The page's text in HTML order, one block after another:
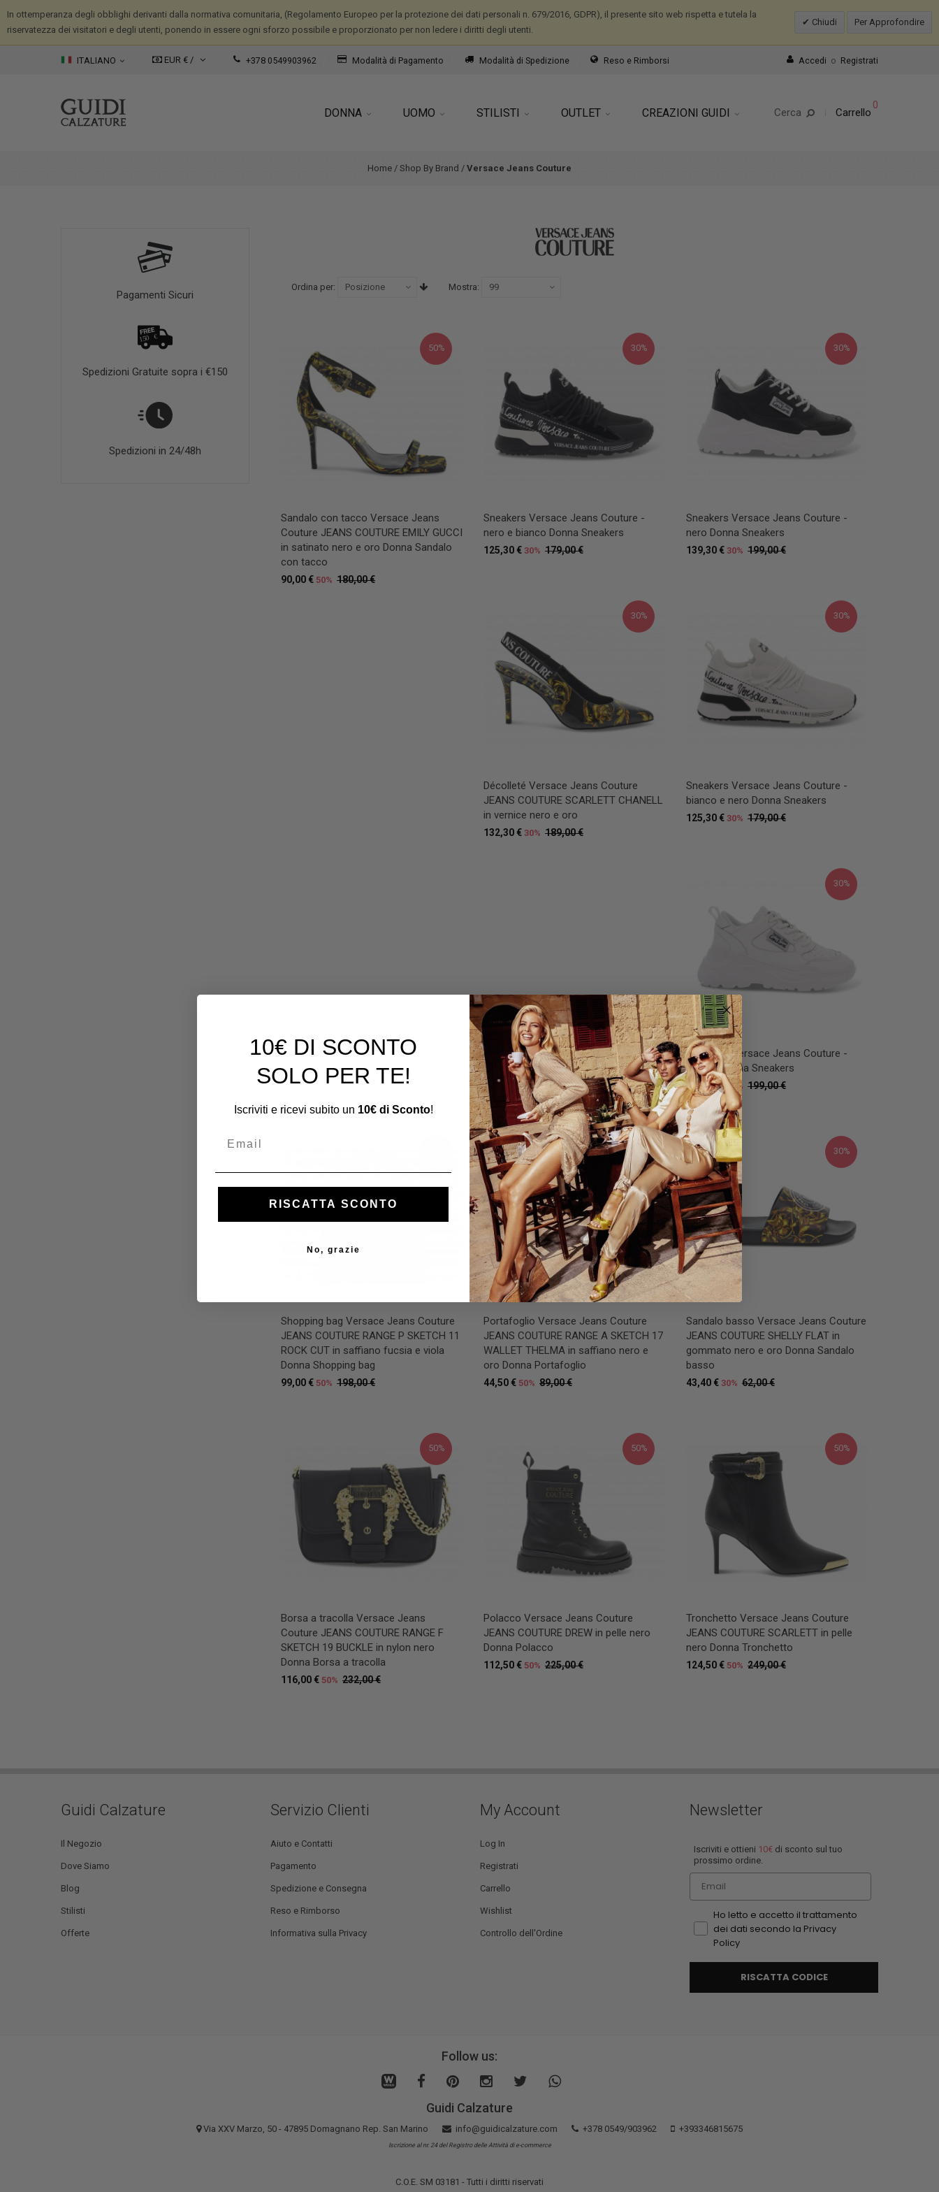
In ottemperanza degli obblighi derivanti dalla normativa comunitaria, (Regolamento Europeo per la protezione dei dati personali n. 679/2016, GDPR), il presente sito web rispetta e tutela la
riservatezza dei visitatori e degli utenti, ponendo in essere ogni sforzo possibile e proporzionato per non ledere i diritti degli utenti.
Chiudi Per Approfondire
ITALIANO EUR € / +378 0549903962 Modalità di Pagamento Modalità di Spedizione Reso e Rimborsi Accedi o Registrati
DONNA UOMO STILISTI OUTLET CREAZIONI GUIDI Cerca Carrello
0
Home / Shop By Brand / Versace Jeans Couture
Pagamenti Sicuri
Spedizioni Gratuite sopra i €150
Spedizioni in 24/48h
Ordina per: Mostra:
50%
Sandalo con tacco Versace Jeans
Couture JEANS COUTURE EMILY GUCCI
in satinato nero e oro Donna Sandalo
con tacco
180,00 €
90,00 € 50%
30%
Sneakers Versace Jeans Couture -
nero e bianco Donna Sneakers
179,00 €
125,30 € 30%
30%
Sneakers Versace Jeans Couture -
nero Donna Sneakers
199,00 €
139,30 € 30%
30%
Décolleté Versace Jeans Couture
JEANS COUTURE SCARLETT CHANELL
in vernice nero e oro
189,00 €
132,30 € 30%
30%
Sneakers Versace Jeans Couture -
bianco e nero Donna Sneakers
179,00 €
125,30 € 30%
30%
Sneakers Versace Jeans Couture -
bianco Donna Sneakers
199,00 €
139,30 € 30%
Shopping bag Versace Jeans Couture
JEANS COUTURE RANGE P SKETCH 11
ROCK CUT in saffiano fucsia e viola
Donna Shopping bag
198,00 €
99,00 € 50%
50%
Portafoglio Versace Jeans Couture
JEANS COUTURE RANGE A SKETCH 17
WALLET THELMA in saffiano nero e
oro Donna Portafoglio
89,00 €
44,50 € 50%
30%
Sandalo basso Versace Jeans Couture
JEANS COUTURE SHELLY FLAT in
gommato nero e oro Donna Sandalo
basso
62,00 €
43,40 € 30%
50%
Borsa a tracolla Versace Jeans
Couture JEANS COUTURE RANGE F
SKETCH 19 BUCKLE in nylon nero
Donna Borsa a tracolla
232,00 €
116,00 € 50%
50%
Polacco Versace Jeans Couture
JEANS COUTURE DREW in pelle nero
Donna Polacco
225,00 €
112,50 € 50%
50%
Tronchetto Versace Jeans Couture
JEANS COUTURE SCARLETT in pelle
nero Donna Tronchetto
249,00 €
124,50 € 50%
Guidi Calzature
Il Negozio
Dove Siamo
Blog
Stilisti
Offerte
Servizio Clienti
Aiuto e Contatti
Pagamento
Spedizione e Consegna
Reso e Rimborso
Informativa sulla Privacy
My Account
Log In
Registrati
Carrello
Wishlist
Controllo dell'Ordine
Newsletter
Iscriviti e ottieni 10€ di sconto sul tuo
prossimo ordine.
Email
Ho letto e accetto il trattamento
dei dati secondo la Privacy
Policy
RISCATTA CODICE
Follow us:
Guidi Calzature
Via XXV Marzo, 50 - 47895 Domagnano Rep. San Marino info@guidicalzature.com +378 0549/903962 +393346815675
Iscrizione al nr. 24 del Registro delle Attività di e-commerce
C.O.E. SM 03181 - Tutti i diritti riservati
10€ DI SCONTO
SOLO PER TE!
Iscriviti e ricevi subito un 10€ di Sconto!
RISCATTA SCONTO
No, grazie